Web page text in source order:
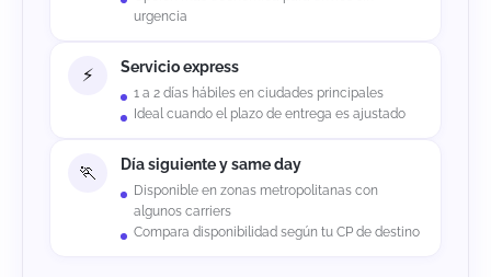
urgencia
Servicio express
1 a 2 días hábiles en ciudades principales
Ideal cuando el plazo de entrega es ajustado
Día siguiente y same day
Disponible en zonas metropolitanas con
algunos carriers
Compara disponibilidad según tu CP de destino